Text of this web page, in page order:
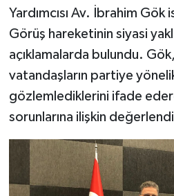
Yardımcısı Av. İbrahim Gök
Görüş hareketinin siyasi
açıklamalarda bulundu.
vatandaşların partiye
gözlemlediklerini ifade
sorunlarına ilişkin